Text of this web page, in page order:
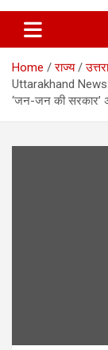
Home राज्य
Uttarakhand
‘जन-जन की सरकार’